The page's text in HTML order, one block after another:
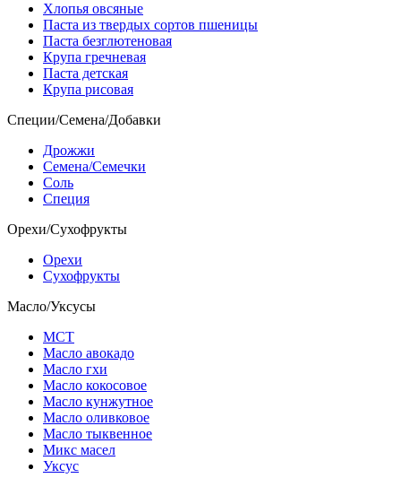
Хлопья овсяные
Паста из твердых сортов пшеницы
Паста безглютеновая
Крупа гречневая
Паста детская
Крупа рисовая
Специи/Семена/Добавки
Дрожжи
Семена/Семечки
Соль
Специя
Орехи/Сухофрукты
Орехи
Сухофрукты
Масло/Уксусы
МСТ
Масло авокадо
Масло гхи
Масло кокосовое
Масло кунжутное
Масло оливковое
Масло тыквенное
Микс масел
Уксус